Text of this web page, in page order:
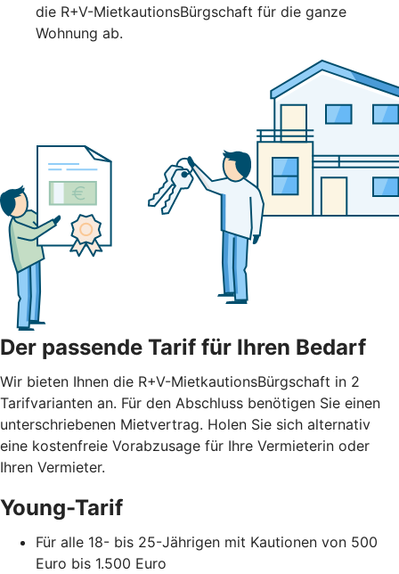
die R+V-MietkautionsBürgschaft für die ganze
Wohnung ab.
Der passende Tarif für Ihren Bedarf
Wir bieten Ihnen die R+V-MietkautionsBürgschaft in 2
Tarifvarianten an. Für den Abschluss benötigen Sie einen
unterschriebenen Mietvertrag. Holen Sie sich alternativ
eine kostenfreie Vorabzusage für Ihre Vermieterin oder
Ihren Vermieter.
Young-Tarif
Für alle 18- bis 25-Jährigen mit Kautionen von 500
Euro bis 1.500 Euro